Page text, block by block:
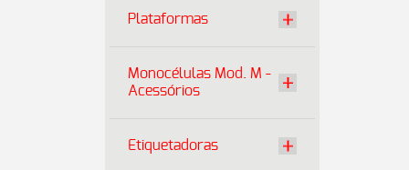
Plataformas
Monocélulas Mod. M -
Acessórios
Etiquetadoras